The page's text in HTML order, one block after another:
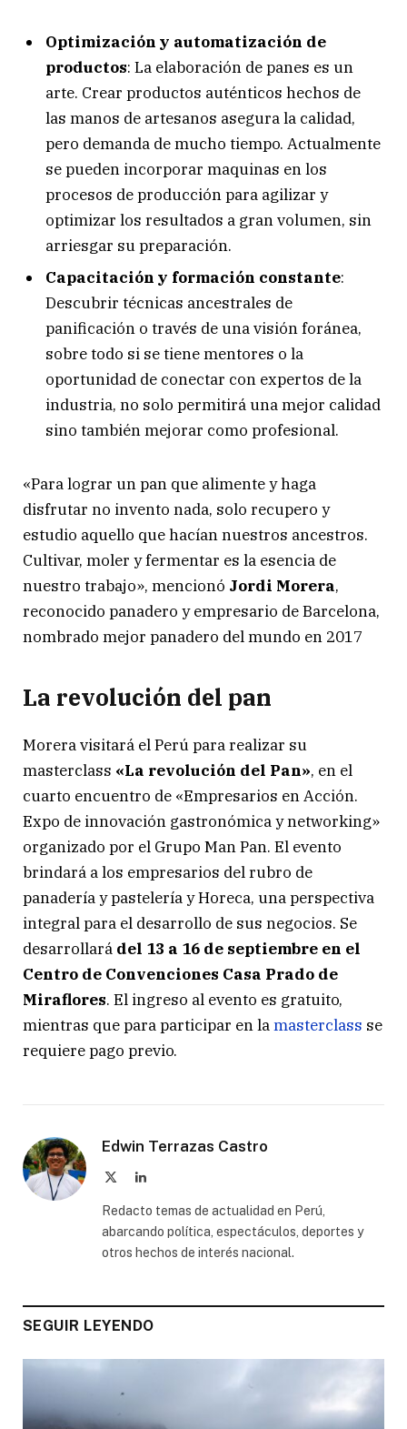
Optimización y automatización de
productos: La elaboración de panes es un
arte. Crear productos auténticos hechos de
las manos de artesanos asegura la calidad,
pero demanda de mucho tiempo. Actualmente
se pueden incorporar maquinas en los
procesos de producción para agilizar y
optimizar los resultados a gran volumen, sin
arriesgar su preparación.
Capacitación y formación constante:
Descubrir técnicas ancestrales de
panificación o través de una visión foránea,
sobre todo si se tiene mentores o la
oportunidad de conectar con expertos de la
industria, no solo permitirá una mejor calidad
sino también mejorar como profesional.
«Para lograr un pan que alimente y haga
disfrutar no invento nada, solo recupero y
estudio aquello que hacían nuestros ancestros.
Cultivar, moler y fermentar es la esencia de
nuestro trabajo», mencionó Jordi Morera,
reconocido panadero y empresario de Barcelona,
nombrado mejor panadero del mundo en 2017
La revolución del pan
Morera visitará el Perú para realizar su
masterclass «La revolución del Pan», en el
cuarto encuentro de «Empresarios en Acción.
Expo de innovación gastronómica y networking»
organizado por el Grupo Man Pan. El evento
brindará a los empresarios del rubro de
panadería y pastelería y Horeca, una perspectiva
integral para el desarrollo de sus negocios. Se
desarrollará del 13 a 16 de septiembre en el
Centro de Convenciones Casa Prado de
Miraflores. El ingreso al evento es gratuito,
mientras que para participar en lamasterclass se
requiere pago previo.
Edwin Terrazas Castro
LinkedIn
Redacto temas de actualidad en Perú,
abarcando política, espectáculos, deportes y
otros hechos de interés nacional.
SEGUIR LEYENDO